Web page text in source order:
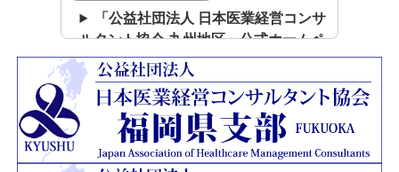
「公益社団法人 日本医業経営コンサ
ルタント協会 九州地区」公式ホームペ
ージを開設いたしました。